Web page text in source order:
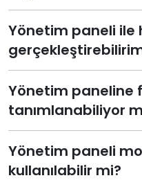
Yönetim paneli ile
Yönetim paneline
tanımlanabiliyor
Yönetim paneli
kullanılabilir mi?